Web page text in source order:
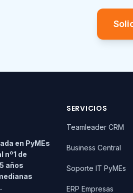
en PyMEs
nº1 de
años
SERVICIOS
Teamleader CRM
Business Central
Soporte IT PyMEs
ERP Empresas